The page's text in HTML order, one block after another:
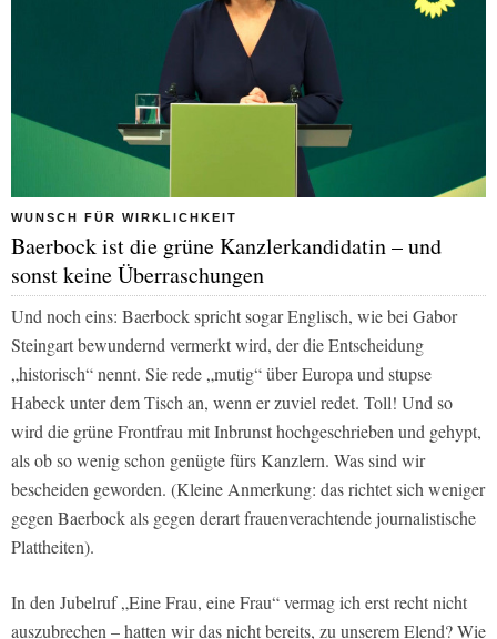
WUNSCH FÜR WIRKLICHKEIT
Baerbock ist die grüne Kanzlerkandidatin – und
sonst keine Überraschungen
Und noch eins: Baerbock spricht sogar Englisch, wie bei Gabor
Steingart bewundernd vermerkt wird, der die Entscheidung
„historisch“ nennt. Sie rede „mutig“ über Europa und stupse
Habeck unter dem Tisch an, wenn er zuviel redet. Toll! Und so
wird die grüne Frontfrau mit Inbrunst hochgeschrieben und gehypt,
als ob so wenig schon genügte fürs Kanzlern. Was sind wir
bescheiden geworden. (Kleine Anmerkung: das richtet sich weniger
gegen Baerbock als gegen derart frauenverachtende journalistische
Plattheiten).
In den Jubelruf „Eine Frau, eine Frau“ vermag ich erst recht nicht
auszubrechen – hatten wir das nicht bereits, zu unserem Elend? Wie